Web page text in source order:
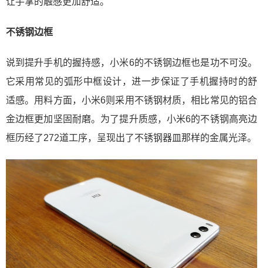
不锈钢边框
说到提升手机的握持感，小米6的不锈钢边框也是功不可没。
它采用常见的弧形中框设计，进一步保证了手机握持时的舒
适感。用料方面，小米6则采用不锈钢材质，相比常见的铝合
金边框更加坚固耐磨。为了提升质感，小米6的不锈钢高亮边
框历经了272道工序，呈现出了不锈钢器皿那样的金属光泽。